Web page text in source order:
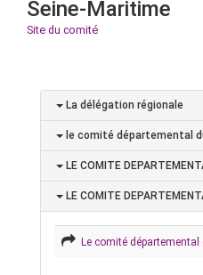
Seine-Maritime
Site du comité
La délégation régionale
le comité départemental
LE COMITE
LE COMITE
Le comité départemental